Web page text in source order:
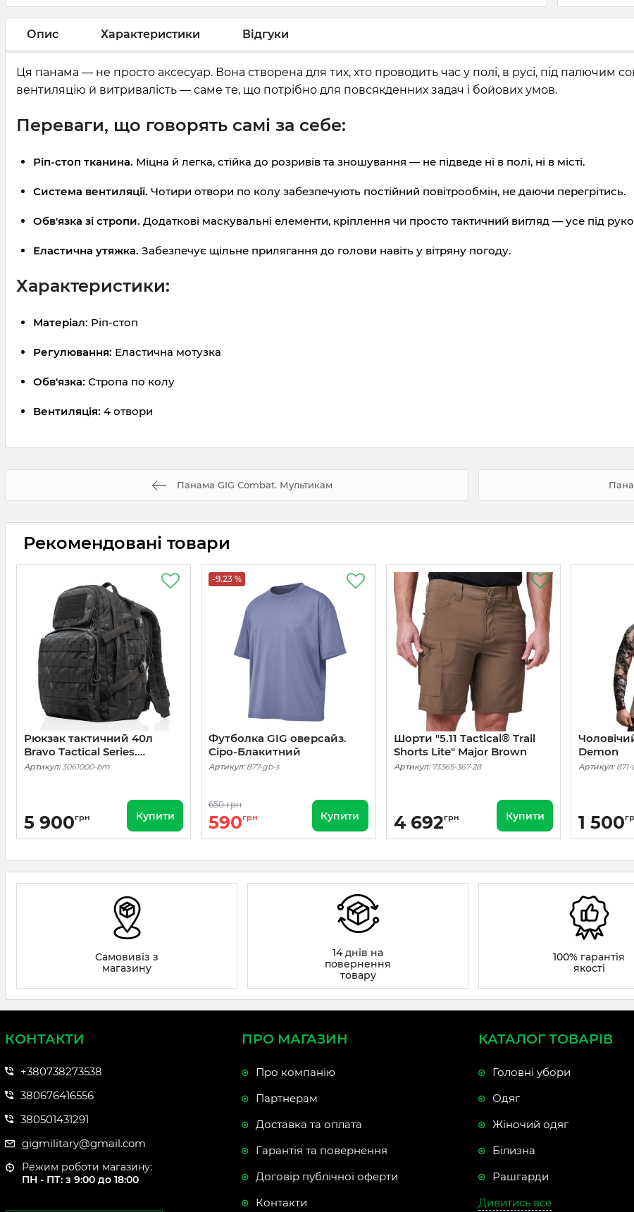
Опис Характеристики Відгуки
Ця панама — не просто аксесуар. Вона створена для тих, хто проводить час у полі, в русі, під палючим
вентиляцію й витривалість — саме те, що потрібно для повсякденних задач і бойових умов.
Переваги, що говорять самі за себе:
Ріп-стоп тканина. Міцна й легка, стійка до розривів та зношування — не підведе ні в полі, ні в місті.
Система вентиляції. Чотири отвори по колу забезпечують постійний повітрообмін, не даючи перегрітись.
Обв'язка зі стропи. Додаткові маскувальні елементи, кріплення чи просто тактичний вигляд — усе під
Еластична утяжка. Забезпечує щільне прилягання до голови навіть у вітряну погоду.
Характеристики:
Матеріал: Ріп-стоп
Регулювання: Еластична мотузка
Обв'язка: Стропа по колу
Вентиляція: 4 отвори
Панама GIG Combat. Мультикам
Рекомендовані товари
Рюкзак тактичний 40л
Bravo Tactical Series.
Чорний мультикам
Артикул:3061000-bm
5 900грн Купити
-9.23 %
Футболка GIG оверсайз.
Сіро-Блакитний
Артикул:877-gb-s
650 грн
590грн Купити
Шорти "5.11 Tactical® Trail
Shorts Lite" Major Brown
Артикул: 73365-367-28
4 692грн Купити
Demon
Артикул:
1 500
Самовивіз з
магазину
14 днів на
повернення
товару
100% гарантія
якості
КОНТАКТИ
+380738273538
380676416556
380501431291
gigmilitary@gmail.com
Режим роботи магазину:
ПН - ПТ: з 9:00 до 18:00
ПРО МАГАЗИН
Про компанію
Партнерам
Доставка та оплата
Гарантія та повернення
Договір публічної оферти
Контакти
КАТАЛОГ ТОВАРІВ
Головні убори
Одяг
Жіночий одяг
Білизна
Рашгарди
Дивитись все